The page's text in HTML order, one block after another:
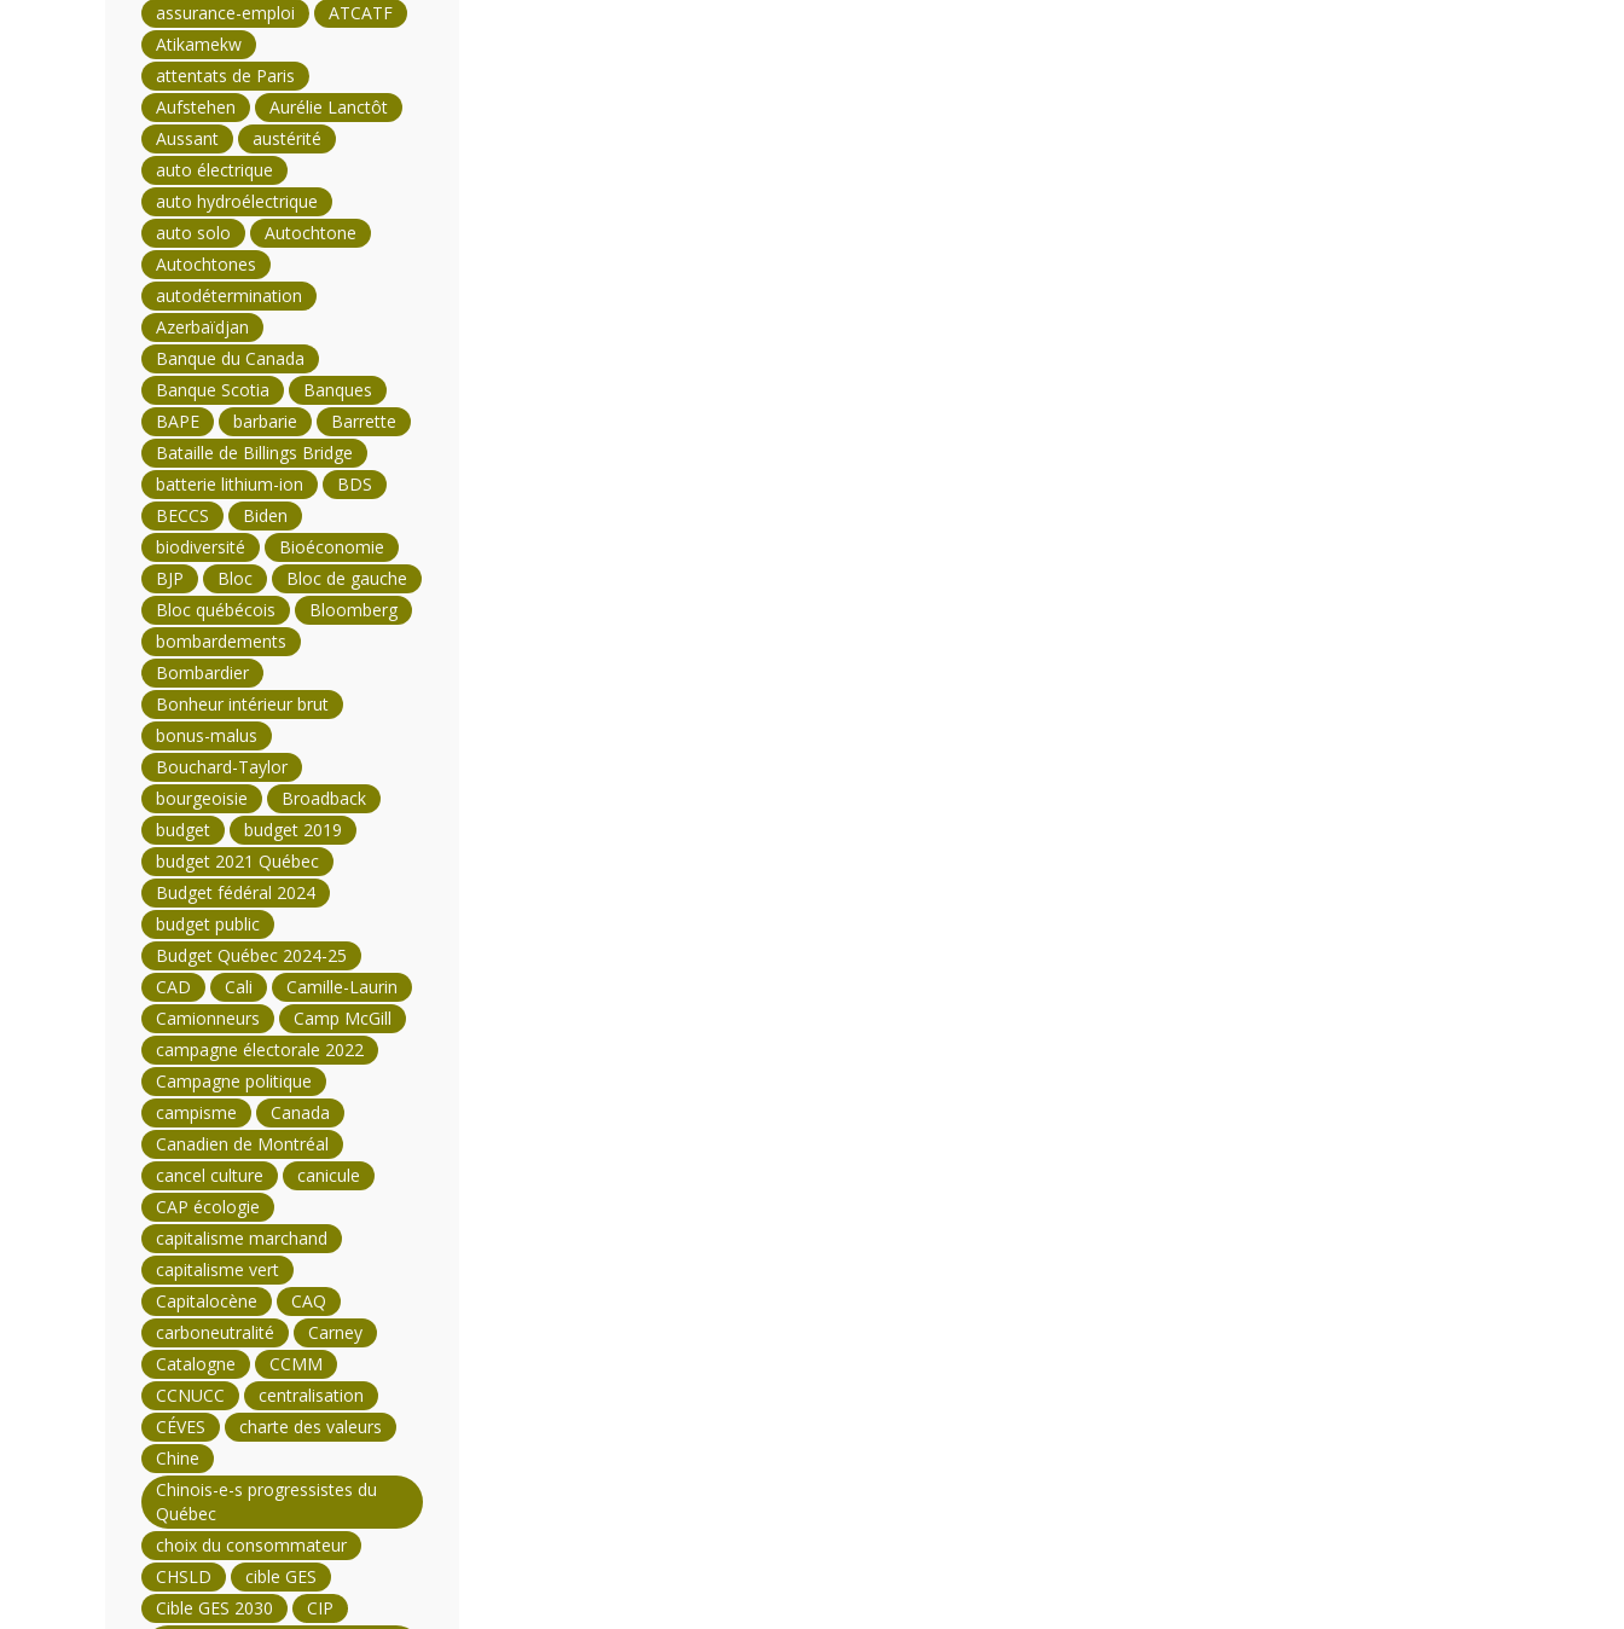
assurance-emploi
ATCATF
Atikamekw
attentats de Paris
Aufstehen
Aurélie Lanctôt
Aussant
austérité
auto électrique
auto hydroélectrique
auto solo
Autochtone
Autochtones
autodétermination
Azerbaïdjan
Banque du Canada
Banque Scotia
Banques
BAPE
barbarie
Barrette
Bataille de Billings Bridge
batterie lithium-ion
BDS
BECCS
Biden
biodiversité
Bioéconomie
BJP
Bloc
Bloc de gauche
Bloc québécois
Bloomberg
bombardements
Bombardier
Bonheur intérieur brut
bonus-malus
Bouchard-Taylor
bourgeoisie
Broadback
budget
budget 2019
budget 2021 Québec
Budget fédéral 2024
budget public
Budget Québec 2024-25
CAD
Cali
Camille-Laurin
Camionneurs
Camp McGill
campagne électorale 2022
Campagne politique
campisme
Canada
Canadien de Montréal
cancel culture
canicule
CAP écologie
capitalisme marchand
capitalisme vert
Capitalocène
CAQ
carboneutralité
Carney
Catalogne
CCMM
CCNUCC
centralisation
CÉVES
charte des valeurs
Chine
Chinois-e-s progressistes du
Québec
choix du consommateur
CHSLD
cible GES
Cible GES 2030
CIP